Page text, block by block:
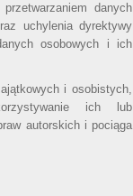
danych
uchylenia dyrektywy
osobowych i ich
i osobistych,
ich lub
autorskich i pociąga